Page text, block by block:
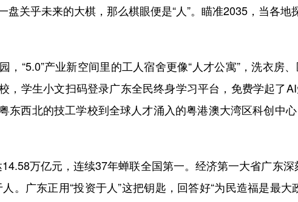
乎未来的大棋，那么棋眼便是“人”。瞄准2035，当各地
“5.0”产业新空间里的工人宿舍更像“人才公寓”，洗衣房、
，学生小文扫码登录广东全民终身学习平台，免费学起
东西北的技工学校到全球人才涌入的粤港澳大湾区科创中
万亿元，连续37年蝉联全国第一。经济第一大省广东深
。广东正用“投资于人”这把钥匙，回答好“为民造福是最